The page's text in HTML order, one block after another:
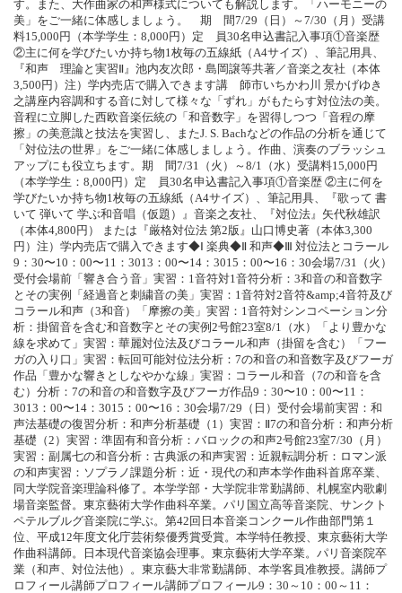
す。また、大作曲家の和声様式についても解説します。「ハーモニーの
美」をご一緒に体感しましょう。 期 間7/29（日）～7/30（月）受講
料15,000円（本学学生：8,000円）定 員30名申込書記入事項①音楽歴
②主に何を学びたいか持ち物1枚毎の五線紙（A4サイズ）、筆記用具、
『和声 理論と実習Ⅱ』池内友次郎・島岡譲等共著／音楽之友社（本体
3,500円）注）学内売店で購入できます講 師市いちかわ川 景かげゆき
之講座内容調和する音に対して様々な「ずれ」がもたらす対位法の美。
音程に立脚した西欧音楽伝統の「和音数字」を習得しつつ「音程の摩
擦」の美意識と技法を実習し、またJ. S. Bachなどの作品の分析を通じて
「対位法の世界」をご一緒に体感しましょう。作曲、演奏のブラッシュ
アップにも役立ちます。期 間7/31（火）～8/1（水）受講料15,000円
（本学学生：8,000円）定 員30名申込書記入事項①音楽歴 ②主に何を
学びたいか持ち物1枚毎の五線紙（A4サイズ）、筆記用具、『歌って 書
いて 弾いて 学ぶ和音唱（仮題）』音楽之友社、『対位法』矢代秋雄訳
（本体4,800円） または『厳格対位法 第2版』山口博史著（本体3,300
円）注）学内売店で購入できます◆Ⅰ 楽典◆Ⅱ 和声◆Ⅲ 対位法とコラール
9：30〜10：00〜11：3013：00〜14：3015：00〜16：30会場7/31（火）
受付会場前「響き合う音」実習：1音符対1音符分析：3和音の和音数字
とその実例「経過音と刺繍音の美」実習：1音符対2音符&amp;4音符及び
コラール和声（3和音）「摩擦の美」実習：1音符対シンコペーション分
析：掛留音を含む和音数字とその実例2号館23室8/1（水）「より豊かな
線を求めて」実習：華麗対位法及びコラール和声（掛留を含む）「フー
ガの入り口」実習：転回可能対位法分析：7の和音の和音数字及びフーガ
作品「豊かな響きとしなやかな線」実習：コラール和音（7の和音を含
む）分析：7の和音の和音数字及びフーガ作品9：30〜10：00〜11：
3013：00〜14：3015：00〜16：30会場7/29（日）受付会場前実習：和
声法基礎の復習分析：和声分析基礎（1）実習：Ⅱ7の和音分析：和声分析
基礎（2）実習：準固有和音分析：バロックの和声2号館23室7/30（月）
実習：副属七の和音分析：古典派の和声実習：近親転調分析：ロマン派
の和声実習：ソプラノ課題分析：近・現代の和声本学作曲科首席卒業、
同大学院音楽理論科修了。本学学部・大学院非常勤講師、札幌室内歌劇
場音楽監督。東京藝術大学作曲科卒業。パリ国立高等音楽院、サンクト
ペテルブルグ音楽院に学ぶ。第42回日本音楽コンクール作曲部門第１
位、平成12年度文化庁芸術祭優秀賞受賞。本学特任教授、東京藝術大学
作曲科講師。日本現代音楽協会理事。東京藝術大学卒業。パリ音楽院卒
業（和声、対位法他）。東京藝大非常勤講師、本学客員准教授。講師プ
ロフィール講師プロフィール講師プロフィール9：30～10：00～11：